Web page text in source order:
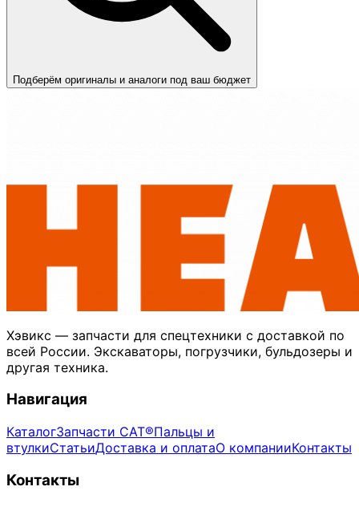
Подберём оригиналы и аналоги под ваш бюджет
Хэвикс — запчасти для спецтехники с доставкой по
всей России. Экскаваторы, погрузчики, бульдозеры и
другая техника.
Навигация
КаталогЗапчасти CAT®Пальцы и
втулкиСтатьиДоставка и оплатаО компанииКонтакты
Контакты